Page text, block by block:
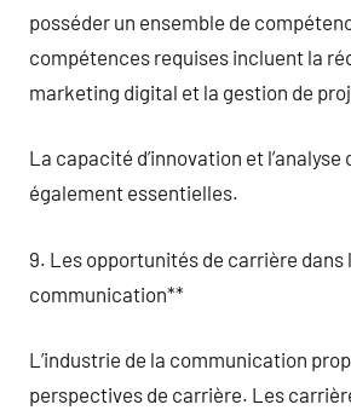
posséder un ensemble de
compétences requises incluent la
marketing digital et la gestion de
La capacité d’innovation et
également essentielles.
9. Les opportunités de carrière dans
communication**
L’industrie de la communication
perspectives de carrière. Les